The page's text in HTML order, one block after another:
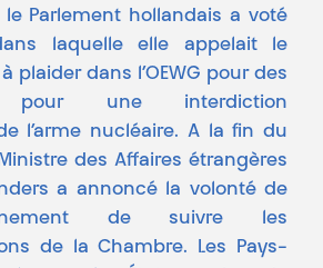
le Parlement hollandais a voté
laquelle elle appelait le
plaider dans l’OEWG pour des
pour une interdiction
l’arme nucléaire. A la fin du
des Affaires étrangères
a annoncé la volonté de
de suivre les
de la Chambre. Les Pays-